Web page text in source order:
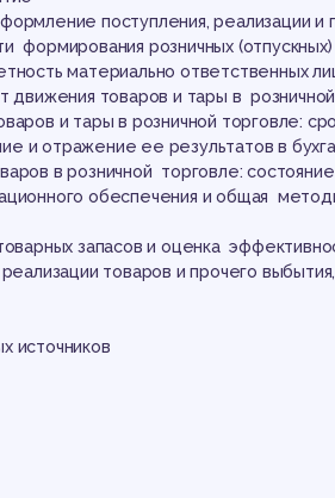
поступления, реализации и
формирования розничных
материально ответственных
движения товаров и тары в
и тары в розничной торговле:
и отражение ее результатов в
в розничной торговле:
обеспечения и общая
запасов и оценка
товаров и прочего
источников